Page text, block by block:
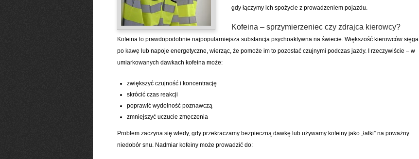
gdy łączymy ich spożycie z prowadzeniem pojazdu.
Kofeina – sprzymierzeniec czy zdrajca kierowcy?
Kofeina to prawdopodobnie najpopularniejsza substancja psychoaktywna na świecie. Większość kierowców sięga
po kawę lub napoje energetyczne, wierząc, że pomoże im to pozostać czujnymi podczas jazdy. I rzeczywiście – w
umiarkowanych dawkach kofeina może:
zwiększyć czujność i koncentrację
skrócić czas reakcji
poprawić wydolność poznawczą
zmniejszyć uczucie zmęczenia
Problem zaczyna się wtedy, gdy przekraczamy bezpieczną dawkę lub używamy kofeiny jako „łatki” na poważny
niedobór snu. Nadmiar kofeiny może prowadzić do: